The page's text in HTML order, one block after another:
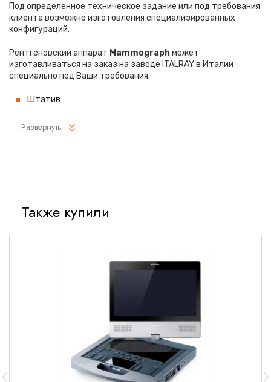
Под определенное техническое задание или под требования
клиента возможно изготовления специализированных
конфигураций.
Рентгеновский аппарат Mammographможет
изготавливаться на заказ на заводе ITALRAY в Италии
специально под Ваши требования.
Штатив
исследования под рост пациентов, вращение штатива
микропроцессорным управлением нового поколения. Пульт
управления с большим ЖК дисплеем позволяет проводить
исследование в автоматическом и ручном режиме. Большое
Рентгеновская трубка с высоковольтными проводами
Также возможны варианты конфигурации аппарата.
Устройство Букки
В комплекте с аппаратом идет устройство Букки 18х24. Но
также возможны варианты поставки с устройством 24х30.
Развернуть
Также купили